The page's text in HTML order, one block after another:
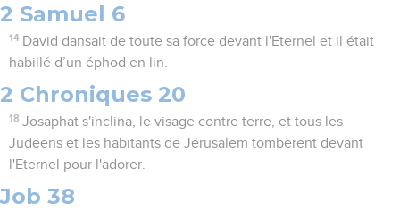
2 Samuel 6
14 David dansait de toute sa force devant l'Eternel et il était
habillé d’un éphod en lin.
2 Chroniques 20
18 Josaphat s'inclina, le visage contre terre, et tous les
Judéens et les habitants de Jérusalem tombèrent devant
l'Eternel pour l'adorer.
Job 38